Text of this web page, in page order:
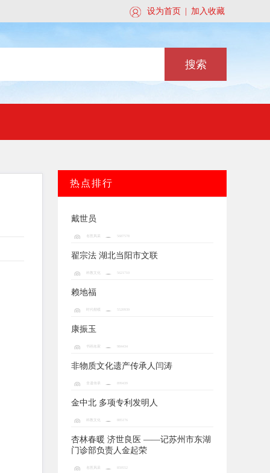
设为首页 加入收藏
关注此公众号
搜索
热点排行
戴世员
名医风采 5687578
翟宗法 湖北当阳市文联
科教文化 5621710
赖地福
5520939
康振玉
书画名家 984434
非物质文化遗产传承人闫涛
非遗传承 899439
金中北 多项专利发明人
科教文化 885176
杏林春暖 济世良医 ——记苏州市东湖
门诊部负责人金起荣
名医风采 859552